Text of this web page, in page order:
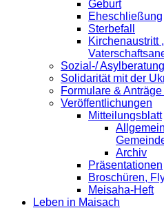
Geburt
Eheschließung
Sterbefall
Kirchenaustritt
Sozial-/
Solidarität mit der
Formulare &
Veröffentlichungen
Mitteilungsblatt
Archiv
Präsentationen
Broschüren,
Meisaha-Heft
Leben in Maisach